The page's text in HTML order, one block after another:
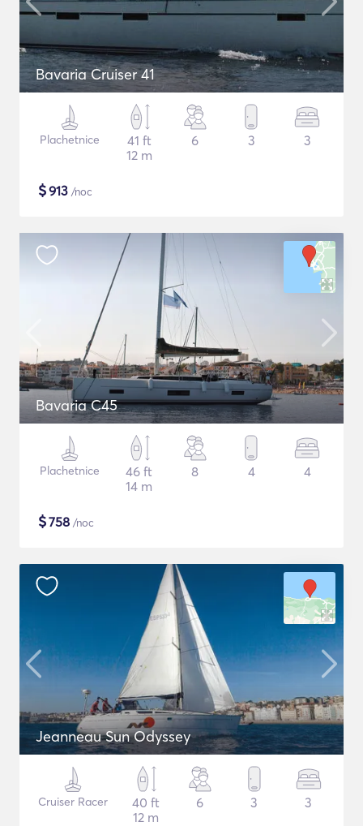
Bavaria Cruiser 41
Plachetnice
41 ft
12 m
6 3 3
$913 /noc
Bavaria C45
Plachetnice
46 ft
14 m
8 4 4
$758 /noc
Jeanneau Sun Odyssey
Cruiser Racer
40 ft
12 m
6 3 3